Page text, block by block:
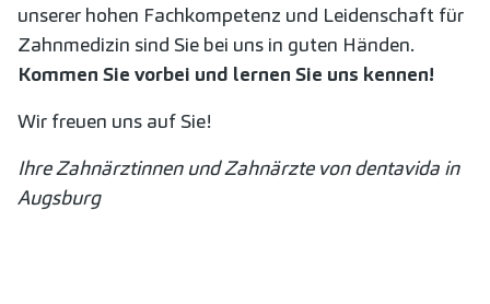
unserer hohen Fachkompetenz und Leidenschaft für
Zahnmedizin sind Sie bei uns in guten Händen.
Kommen Sie vorbei und lernen Sie uns kennen!
Wir freuen uns auf Sie!
Ihre Zahnärztinnen und Zahnärzte von dentavida in
Augsburg